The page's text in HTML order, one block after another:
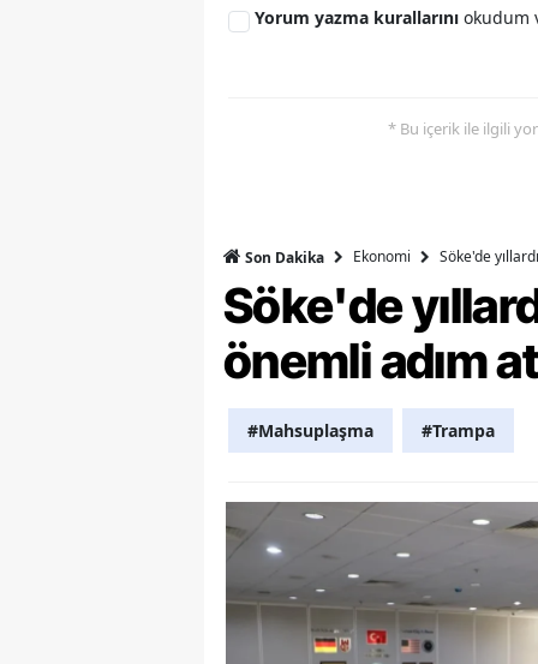
Yorum yazma kurallarını okudum
* Bu içerik ile ilgili
Son Dakika Ekonomi Söke'de
Söke'de
önemli adım
#Mahsuplaşma #Trampa